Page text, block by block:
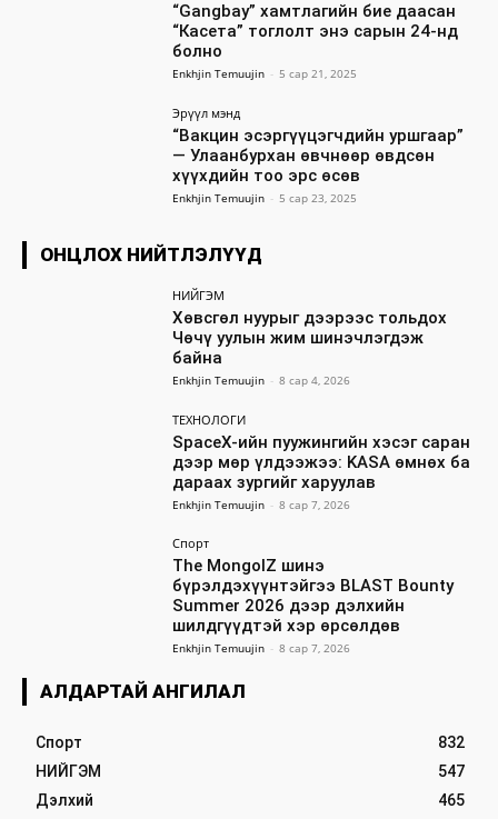
“Gangbay” хамтлагийн бие даасан
“Касета” тоглолт энэ сарын 24-нд
болно
Enkhjin Temuujin - 5 сар 21, 2025
Эрүүл мэнд
“Вакцин эсэргүүцэгчдийн уршгаар”
— Улаанбурхан өвчнөөр өвдсөн
хүүхдийн тоо эрс өсөв
Enkhjin Temuujin - 5 сар 23, 2025
ОНЦЛОХ НИЙТЛЭЛҮҮД
НИЙГЭМ
Хөвсгөл нуурыг дээрээс тольдох
Чөчү уулын жим шинэчлэгдэж
байна
Enkhjin Temuujin - 8 сар 4, 2026
ТЕХНОЛОГИ
SpaceX-ийн пуужингийн хэсэг саран
дээр мөр үлдээжээ: KASA өмнөх ба
дараах зургийг харуулав
Enkhjin Temuujin - 8 сар 7, 2026
Спорт
The MongolZ шинэ
бүрэлдэхүүнтэйгээ BLAST Bounty
Summer 2026 дээр дэлхийн
шилдгүүдтэй хэр өрсөлдөв
Enkhjin Temuujin - 8 сар 7, 2026
АЛДАРТАЙ АНГИЛАЛ
Спорт
832
НИЙГЭМ
547
Дэлхий
465